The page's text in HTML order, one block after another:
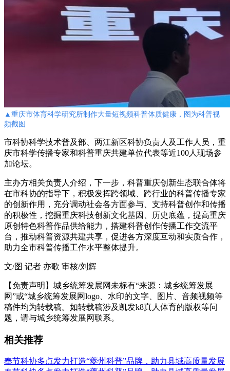
▲重庆市体育科学研究所制作大量短视频科普体质健康，图为科普视
频截图
市科协科学技术普及部、两江新区科协负责人及工作人员，重
庆市科学传播专家和科普重庆共建单位代表等近100人现场参
加论坛。
主办方相关负责人介绍，下一步，科普重庆创新生态联合体将
在市科协的指导下，积极发挥跨领域、跨行业的科普传播专家
的创新作用，充分调动社会各方面参与、支持科普创作和传播
的积极性，挖掘重庆科技创新文化基因、历史底蕴，提高重庆
原创特色科普作品供给能力，搭建科普创作传播工作交流平
台，推动科普资源共建共享，促进各方深度互动和实质合作，
助力全市科普传播工作水平整体提升。
文/图 记者 亦歌 审核/刘辉
【免责声明】城乡统筹发展网未标有“来源：城乡统筹发展
网”或“城乡统筹发展网logo、水印的文字、图片、音频视频等
稿件均为转载稿。如转载稿涉及凯发k8真人体育的版权等问
题，请与城乡统筹发展网联系。
相关推荐
奉节科协多点发力打造“夔州科普”品牌，助力县域高质量发展